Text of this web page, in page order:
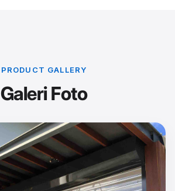
PRODUCT GALLERY
Galeri Foto